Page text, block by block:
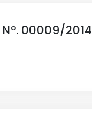
00009/2014